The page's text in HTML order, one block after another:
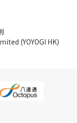
(YOYOGI HK)